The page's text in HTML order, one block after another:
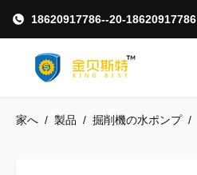
18620917786--20-18620917786
家へ / 製品 / 掘削機の水ポンプ/